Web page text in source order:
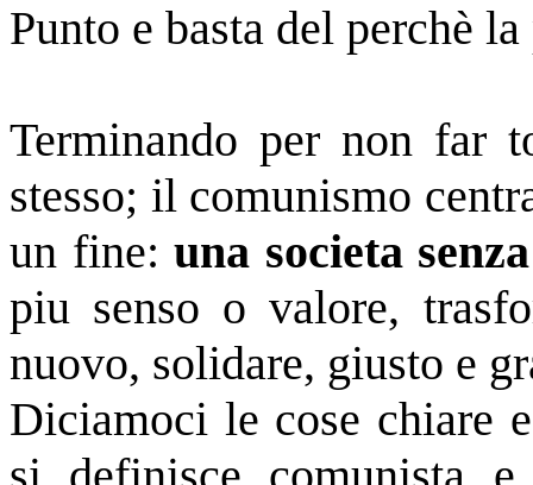
Punto e basta del perchè
Terminando per non far
stesso; il comunismo
un fine: una societa
piu senso o valore,
nuovo, solidare, giusto e
Diciamoci le cose chiare